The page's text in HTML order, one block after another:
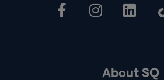
About SQ